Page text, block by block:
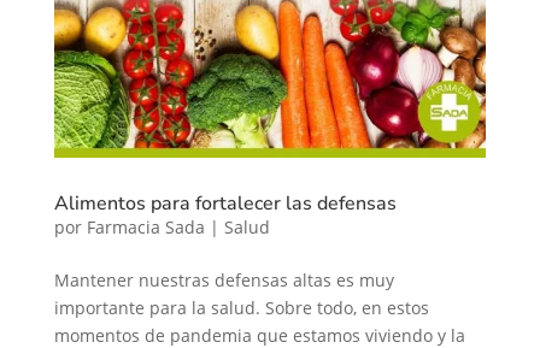
Alimentos para fortalecer las defensas
por Farmacia Sada | Salud
Mantener nuestras defensas altas es muy
importante para la salud. Sobre todo, en estos
momentos de pandemia que estamos viviendo y la